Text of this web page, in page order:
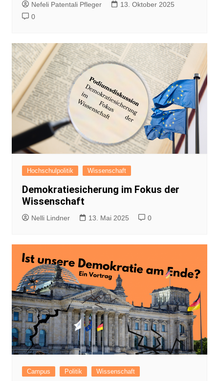
Nefeli Patentali Pfleger
13. Oktober 2025
0
Hochschulpolitik Wissenschaft
Demokratiesicherung im Fokus der
Wissenschaft
Nelli Lindner 13. Mai 2025 0
Campus Politik Wissenschaft